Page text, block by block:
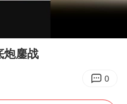
侣平潭拍日出坠崖1死1伤
炮鏖战
0